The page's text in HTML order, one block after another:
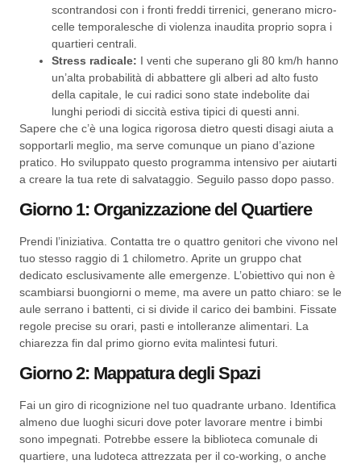
scontrandosi con i fronti freddi tirrenici, generano micro-
celle temporalesche di violenza inaudita proprio sopra i
quartieri centrali.
Stress radicale: I venti che superano gli 80 km/h hanno
un’alta probabilità di abbattere gli alberi ad alto fusto
della capitale, le cui radici sono state indebolite dai
lunghi periodi di siccità estiva tipici di questi anni.
Sapere che c’è una logica rigorosa dietro questi disagi aiuta a
sopportarli meglio, ma serve comunque un piano d’azione
pratico. Ho sviluppato questo programma intensivo per aiutarti
a creare la tua rete di salvataggio. Seguilo passo dopo passo.
Giorno 1: Organizzazione del Quartiere
Prendi l’iniziativa. Contatta tre o quattro genitori che vivono nel
tuo stesso raggio di 1 chilometro. Aprite un gruppo chat
dedicato esclusivamente alle emergenze. L’obiettivo qui non è
scambiarsi buongiorni o meme, ma avere un patto chiaro: se le
aule serrano i battenti, ci si divide il carico dei bambini. Fissate
regole precise su orari, pasti e intolleranze alimentari. La
chiarezza fin dal primo giorno evita malintesi futuri.
Giorno 2: Mappatura degli Spazi
Fai un giro di ricognizione nel tuo quadrante urbano. Identifica
almeno due luoghi sicuri dove poter lavorare mentre i bimbi
sono impegnati. Potrebbe essere la biblioteca comunale di
quartiere, una ludoteca attrezzata per il co-working, o anche